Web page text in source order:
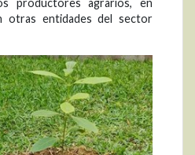
productores agrarios, en
otras entidades del sector